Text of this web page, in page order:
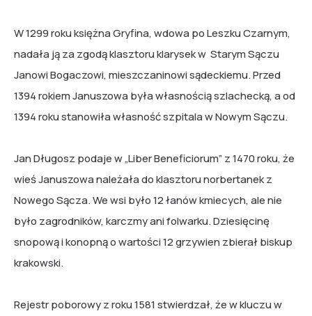
W 1299 roku księżna Gryfina, wdowa po Leszku Czarnym,
nadała ją za zgodą klasztoru klarysek w Starym Sączu
Janowi Bogaczowi, mieszczaninowi sądeckiemu. Przed
1394 rokiem Januszowa była własnością szlachecką, a od
1394 roku stanowiła własność szpitala w Nowym Sączu.
Jan Długosz podaje w „Liber Beneficiorum” z 1470 roku, że
wieś Januszowa należała do klasztoru norbertanek z
Nowego Sącza. We wsi było 12 łanów kmiecych, ale nie
było zagrodników, karczmy ani folwarku. Dziesięcinę
snopową i konopną o wartości 12 grzywien zbierał biskup
krakowski.
Rejestr poborowy z roku 1581 stwierdzał, że w kluczu w